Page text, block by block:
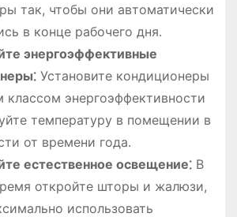
так, чтобы они автоматически
в конце рабочего дня․
энергоэффективные
Установите кондиционеры
классом энергоэффективности
температуру в помещении в
от времени года․
естественное освещение⁚В
откройте шторы и жалюзи,
использовать